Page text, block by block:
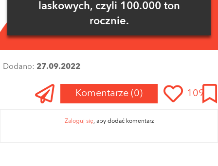
laskowych, czyli 100.000 ton
rocznie.
Dodano: 27.09.2022
Komentarze (0) 109
Zaloguj się, aby dodać komentarz